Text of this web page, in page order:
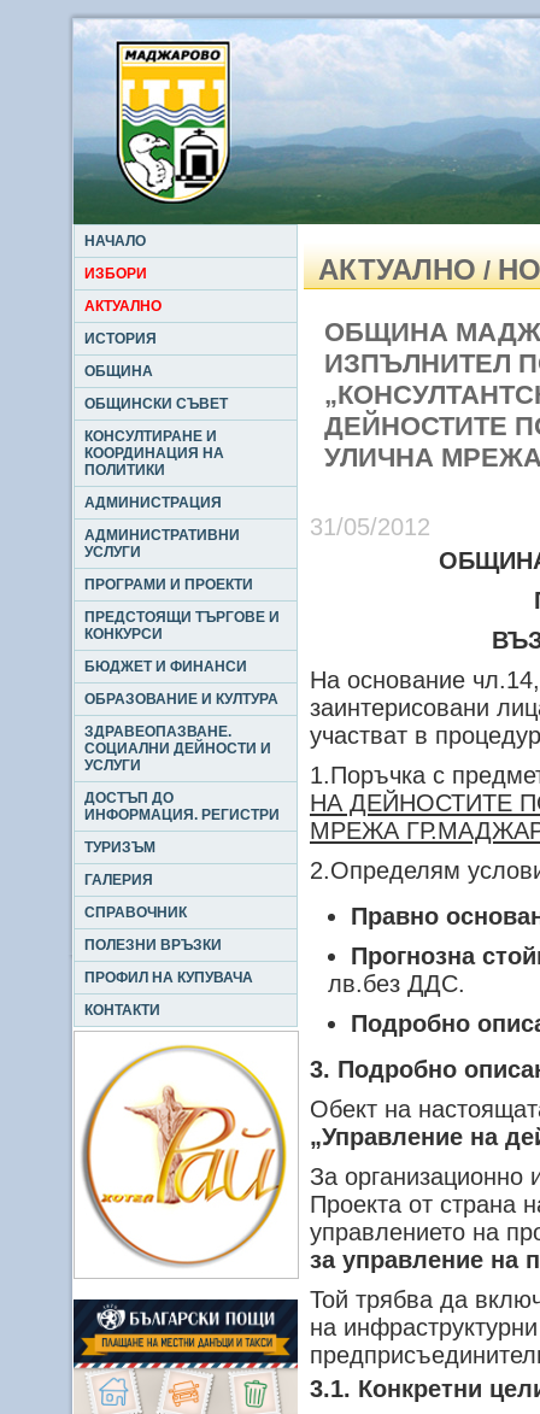
НАЧАЛО
ИЗБОРИ
АКТУАЛНО
ИСТОРИЯ
ОБЩИНА
ОБЩИНСКИ СЪВЕТ
КОНСУЛТИРАНЕ И
КООРДИНАЦИЯ НА
ПОЛИТИКИ
АДМИНИСТРАЦИЯ
АДМИНИСТРАТИВНИ
УСЛУГИ
ПРОГРАМИ И ПРОЕКТИ
ПРЕДСТОЯЩИ ТЪРГОВЕ И
КОНКУРСИ
БЮДЖЕТ И ФИНАНСИ
ОБРАЗОВАНИЕ И КУЛТУРА
ЗДРАВЕОПАЗВАНЕ.
СОЦИАЛНИ ДЕЙНОСТИ И
УСЛУГИ
ДОСТЪП ДО
ИНФОРМАЦИЯ. РЕГИСТРИ
ТУРИЗЪМ
ГАЛЕРИЯ
СПРАВОЧНИК
ПОЛЕЗНИ ВРЪЗКИ
ПРОФИЛ НА КУПУВАЧА
КОНТАКТИ
АКТУАЛНО/
ОБЩИНА
ИЗПЪЛНИТЕЛ
ДЕЙНОСТИТЕ
УЛИЧНА
31/05/2012
На основание
заинтерисовани
участват в
1.Поръчка с
НА ДЕЙНОСТИТЕ
МРЕЖА
2.Определям
Правно
Прогнозна
лв.без ДДС.
Подробно
3. Подробно
Обект на
„Управление на
За организационно
Проекта от страна
управлението на
за управление на
Той трябва да
на
3.1. Конкретни